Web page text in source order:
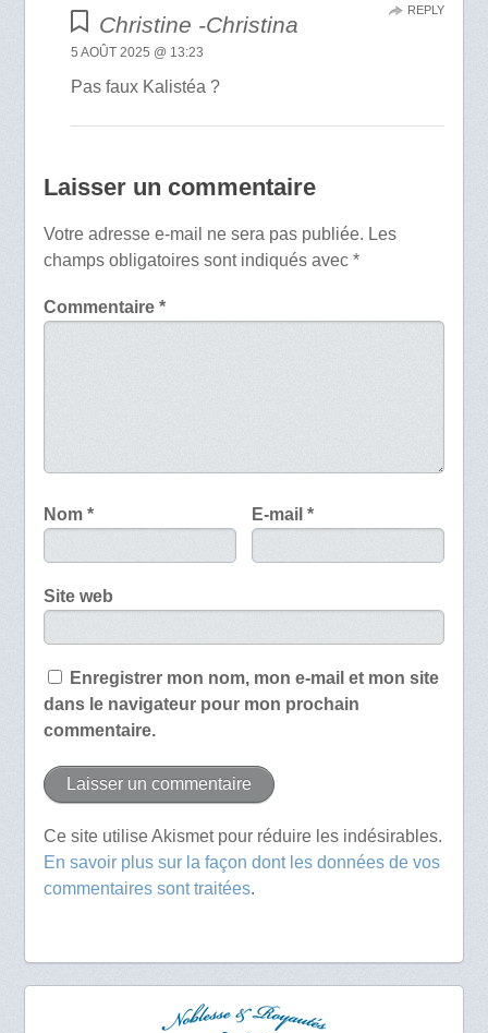
Christine -Christina
5 AOÛT 2025 @ 13:23
Pas faux Kalistéa ?
REPLY
Laisser un commentaire
Votre adresse e-mail ne sera pas publiée. Les
champs obligatoires sont indiqués avec *
Commentaire *
Nom * E-mail*
Site web
Enregistrer mon nom, mon e-mail et mon site
dans le navigateur pour mon prochain
commentaire.
Ce site utilise Akismet pour réduire les indésirables.
En savoir plus sur la façon dont les données de vos
commentaires sont traitées.